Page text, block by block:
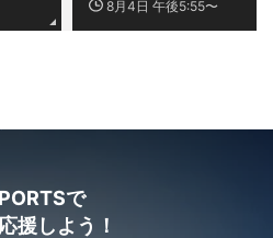
8月4日 午後5:55〜
で
援しよう！